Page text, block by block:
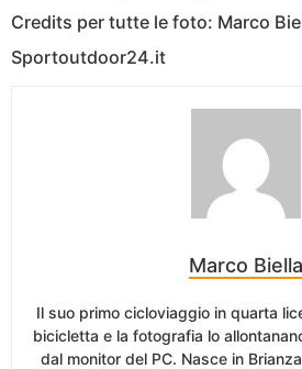
Credits per tutte le foto: Marco
Sportoutdoor24.it
Marco Biella
Il suo primo cicloviaggio in quarta
bicicletta e la fotografia lo
dal monitor del PC. Nasce in